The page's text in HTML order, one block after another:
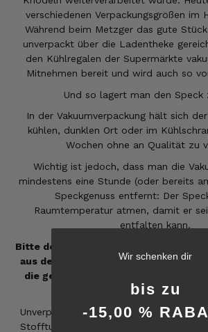
verschiedenen Verpackungsgrößen im
Während beim Metzger das gute
unverpackt über die Ladentheke
den Kühlregalen der Supermärkte
Mitnehmen bereit und wird auch so
Und so lagert man den Speck
In der Vakuumverpackung hält sich
kühlen, dunklen Ort oder im
Wochen ohne an Qualität zu
Wichtig ist jedoch, dass man die
mindestens eine Stunde (oder bereits
Speckgenuss entfernt: Der
Raumtemperatur atmen, damit er
entfalten kann.
Bitte den Speck und alle weiteren
aus dem Vakuum entfernt,
die geöffnete Folie legen. Dadurch
wieder eine
Unverpackt lässt sich der Südtiroler
Stofftuch gewickelt oder zwischen
rating 6.229
reviews-io
Wir schenken dir
bis zu
-15,00 %